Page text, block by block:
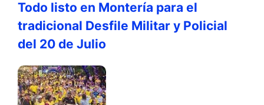
Todo listo en Montería para el
tradicional Desfile Militar y Policial
del 20 de Julio